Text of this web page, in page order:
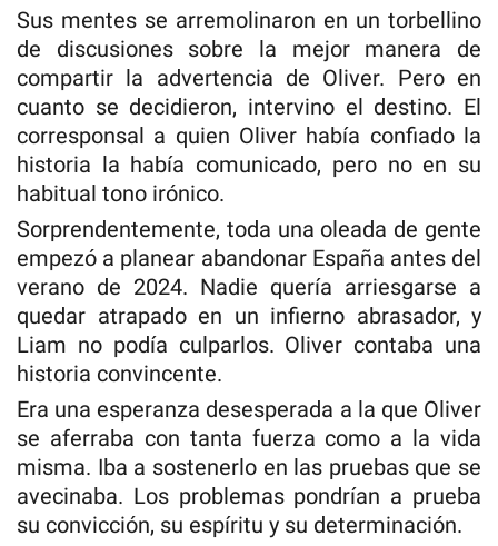
Sus mentes se arremolinaron en un torbellino
de discusiones sobre la mejor manera de
compartir la advertencia de Oliver. Pero en
cuanto se decidieron, intervino el destino. El
corresponsal a quien Oliver había confiado la
historia la había comunicado, pero no en su
habitual tono irónico.
Sorprendentemente, toda una oleada de gente
empezó a planear abandonar España antes del
verano de 2024. Nadie quería arriesgarse a
quedar atrapado en un infierno abrasador, y
Liam no podía culparlos. Oliver contaba una
historia convincente.
Era una esperanza desesperada a la que Oliver
se aferraba con tanta fuerza como a la vida
misma. Iba a sostenerlo en las pruebas que se
avecinaba. Los problemas pondrían a prueba
su convicción, su espíritu y su determinación.